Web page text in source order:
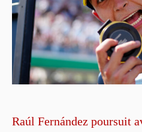
Raúl Fernández poursuit